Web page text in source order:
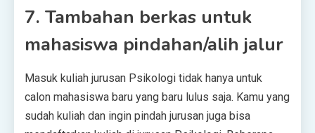
7. Tambahan berkas untuk
mahasiswa pindahan/alih jalur
Masuk kuliah jurusan Psikologi tidak hanya untuk
calon mahasiswa baru yang baru lulus saja. Kamu yang
sudah kuliah dan ingin pindah jurusan juga bisa